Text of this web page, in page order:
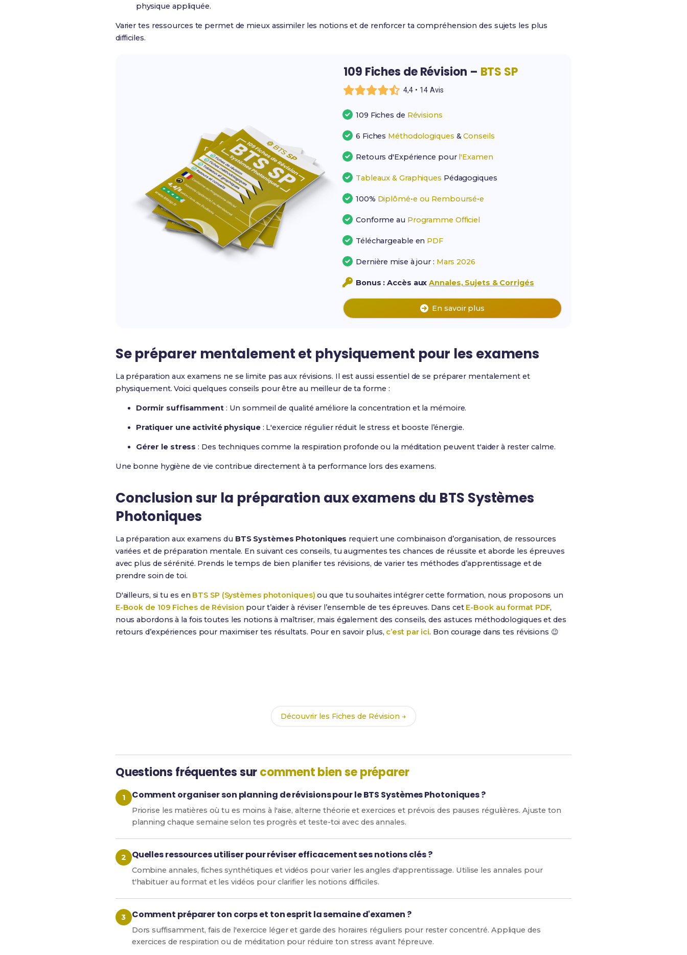
physique appliquée.
Varier tes ressources te permet de mieux assimiler les notions et de renforcer ta compréhension des sujets les plus
difficiles.
109 Fiches de Révision – BTS SP
4,4 • 14 Avis
109 Fiches de Révisions
6 Fiches Méthodologiques &Conseils
Retours d'Expérience pour l'Examen
Tableaux & Graphiques Pédagogiques
100% Diplômé•e ou Remboursé•e
Conforme au Programme Officiel
Téléchargeable en PDF
Dernière mise à jour : Mars 2026
Bonus : Accès auxAnnales, Sujets & Corrigés
En savoir plus
Se préparer mentalement et physiquement pour les examens
La préparation aux examens ne se limite pas aux révisions. Il est aussi essentiel de se préparer mentalement et
physiquement. Voici quelques conseils pour être au meilleur de ta forme :
Dormir suffisamment: Un sommeil de qualité améliore la concentration et la mémoire.
Pratiquer une activité physique: L'exercice régulier réduit le stress et booste l’énergie.
Gérer le stress : Des techniques comme la respiration profonde ou la méditation peuvent t'aider à rester calme.
Une bonne hygiène de vie contribue directement à ta performance lors des examens.
Conclusion sur la préparation aux examens du BTS Systèmes
Photoniques
La préparation aux examens du BTS Systèmes Photoniques requiert une combinaison d’organisation, de ressources
variées et de préparation mentale. En suivant ces conseils, tu augmentes tes chances de réussite et aborde les épreuves
avec plus de sérénité. Prends le temps de bien planifier tes révisions, de varier tes méthodes d’apprentissage et de
prendre soin de toi.
D'ailleurs, si tu es en BTS SP (Systèmes photoniques) ou que tu souhaites intégrer cette formation, nous proposons un
E-Book de 109 Fiches de Révision pour t’aider à réviser l’ensemble de tes épreuves. Dans cet E-Book au format PDF,
nous abordons à la fois toutes les notions à maîtriser, mais également des conseils, des astuces méthodologiques et des
retours d’expériences pour maximiser tes résultats. Pour en savoir plus, c’est par ici. Bon courage dans tes révisions 😉
Découvrir les Fiches de Révision →
Questions fréquentes surcomment bien se préparer
Comment organiser son planning de révisions pour le BTS Systèmes Photoniques ?
Priorise les matières où tu es moins à l'aise, alterne théorie et exercices et prévois des pauses régulières. Ajuste ton
planning chaque semaine selon tes progrès et teste-toi avec des annales.
Quelles ressources utiliser pour réviser efficacement ses notions clés ?
Combine annales, fiches synthétiques et vidéos pour varier les angles d'apprentissage. Utilise les annales pour
t'habituer au format et les vidéos pour clarifier les notions difficiles.
Comment préparer ton corps et ton esprit la semaine d'examen ?
Dors suffisamment, fais de l'exercice léger et garde des horaires réguliers pour rester concentré. Applique des
exercices de respiration ou de méditation pour réduire ton stress avant l'épreuve.